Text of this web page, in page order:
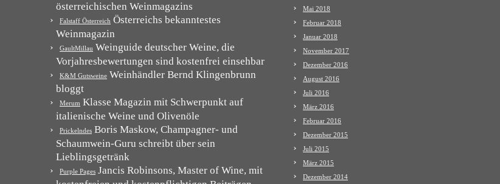
österreichischen Weinmagazins
Falstaff Österreich Österreichs bekanntestes
Weinmagazin
GaultMillau Weinguide deutscher Weine, die
Vorjahresbewertungen sind kostenfrei einsehbar
K&M Gutsweine Weinhändler Bernd Klingenbrunn
bloggt
Merum Klasse Magazin mit Schwerpunkt auf
italienische Weine und Olivenöle
Prickelndes Boris Maskow, Champagner- und
Schaumwein-Guru schreibt über sein
Lieblingsgetränk
Purple Pages Jancis Robinsons, Master of Wine, mit
Mai 2018
Februar 2018
Januar 2018
November 2017
Dezember 2016
August 2016
Juli 2016
März 2016
Februar 2016
Dezember 2015
Juli 2015
März 2015
Dezember 2014